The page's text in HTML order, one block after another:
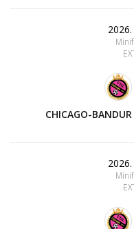
2026.
CHICAGO-BANDUR
2026.